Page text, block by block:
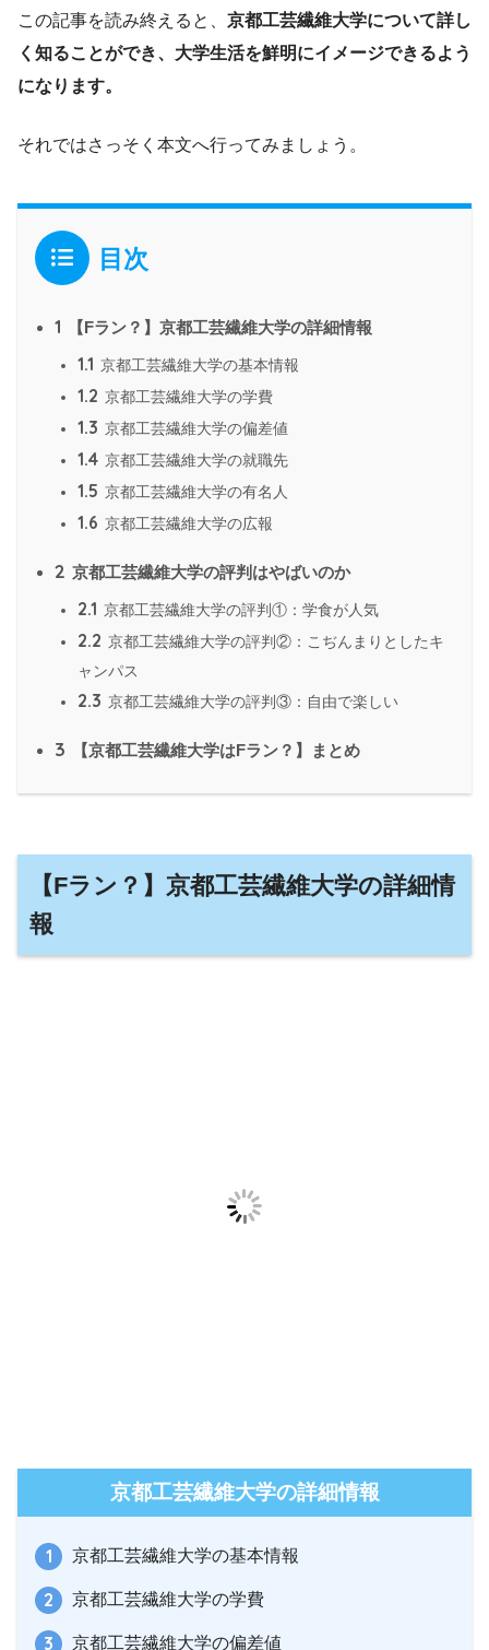
この記事を読み終えると、 京都工芸繊維大学について詳し
く知ることができ、大学生活を鮮明にイメージできるよう
になります。
それではさっそく本文へ行ってみましょう。
目次
1 【Fラン？】京都工芸繊維大学の詳細情報
1.1 京都工芸繊維大学の基本情報
1.2 京都工芸繊維大学の学費
1.3 京都工芸繊維大学の偏差値
1.4 京都工芸繊維大学の就職先
1.5 京都工芸繊維大学の有名人
1.6 京都工芸繊維大学の広報
2 京都工芸繊維大学の評判はやばいのか
2.1 京都工芸繊維大学の評判①：学食が人気
2.2 京都工芸繊維大学の評判②：こぢんまりとしたキ
ャンパス
2.3 京都工芸繊維大学の評判③：自由で楽しい
3 【京都工芸繊維大学はFラン？】まとめ
【Fラン？】京都工芸繊維大学の詳細情
報
京都工芸繊維大学の詳細情報
京都工芸繊維大学の基本情報
京都工芸繊維大学の学費
京都工芸繊維大学の偏差値